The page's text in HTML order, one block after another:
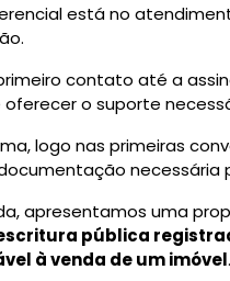
está no
contato até a
oferecer o suporte
logo nas primeiras
necessária
apresentamos uma
pública
à venda de um imóvel.